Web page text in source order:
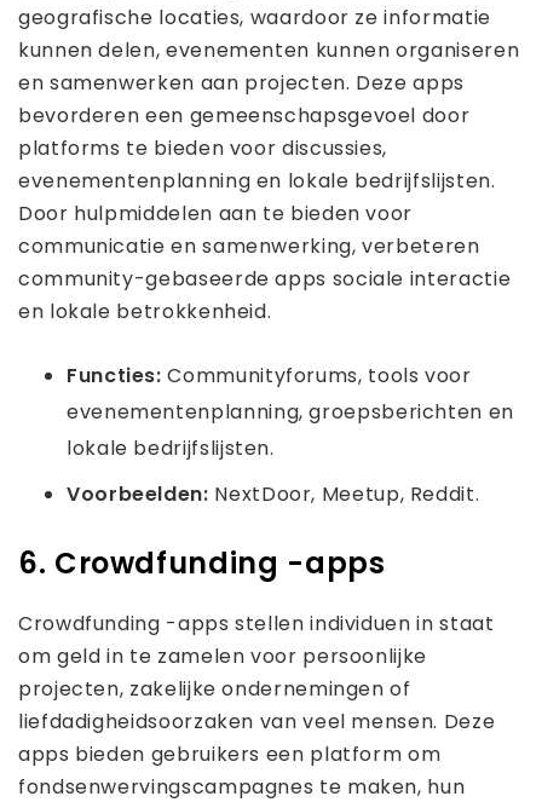
geografische locaties, waardoor ze informatie
kunnen delen, evenementen kunnen organiseren
en samenwerken aan projecten. Deze apps
bevorderen een gemeenschapsgevoel door
platforms te bieden voor discussies,
evenementenplanning en lokale bedrijfslijsten.
Door hulpmiddelen aan te bieden voor
communicatie en samenwerking, verbeteren
community-gebaseerde apps sociale interactie
en lokale betrokkenheid.
Functies:Communityforums, tools voor
evenementenplanning, groepsberichten en
lokale bedrijfslijsten.
Voorbeelden: NextDoor, Meetup, Reddit.
6. Crowdfunding -apps
Crowdfunding -apps stellen individuen in staat
om geld in te zamelen voor persoonlijke
projecten, zakelijke ondernemingen of
liefdadigheidsoorzaken van veel mensen. Deze
apps bieden gebruikers een platform om
fondsenwervingscampagnes te maken, hun